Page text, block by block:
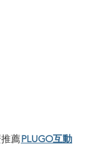
薦PLUGO互動